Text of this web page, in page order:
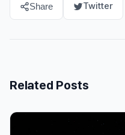
Share Twitter
Related Posts